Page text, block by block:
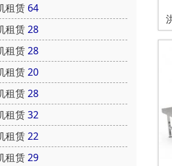
租赁 64
租赁28
租赁28
租赁20
租赁28
租赁32
租赁22
租赁29